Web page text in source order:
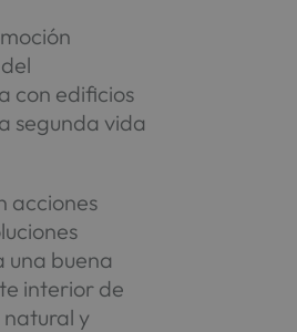
con edificios
segunda vida
acciones
una buena
interior de
y